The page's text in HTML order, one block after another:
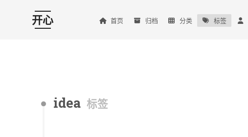
开心 首页 归档 分类 标签
idea 标签